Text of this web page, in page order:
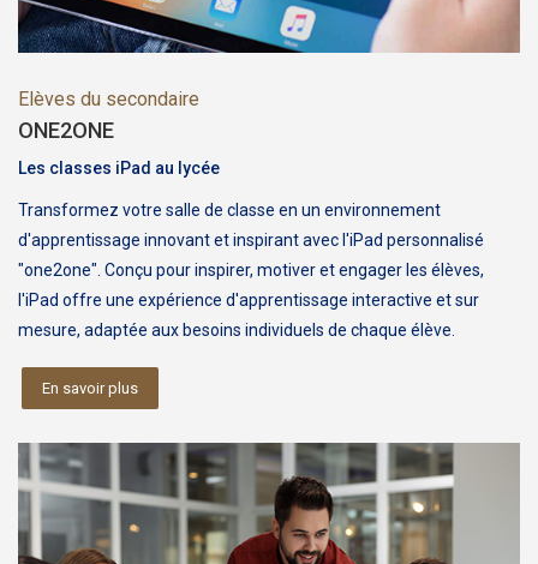
Elèves du secondaire
ONE2ONE
Les classes iPad au lycée
Transformez votre salle de classe en un environnement
d'apprentissage innovant et inspirant avec l'iPad personnalisé
"one2one". Conçu pour inspirer, motiver et engager les élèves,
l'iPad offre une expérience d'apprentissage interactive et sur
mesure, adaptée aux besoins individuels de chaque élève.
En savoir plus